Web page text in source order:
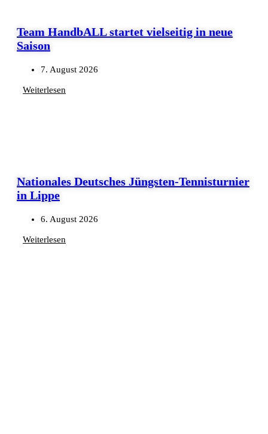
Team HandbALL startet vielseitig in neue
Saison
7. August 2026
Weiterlesen
Nationales Deutsches Jüngsten-Tennisturnier
in Lippe
6. August 2026
Weiterlesen